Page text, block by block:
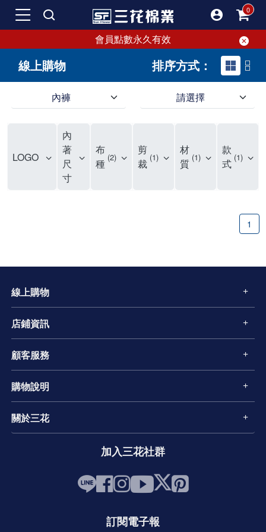
會員點數永久有效
線上購物 排序方式：
內褲 請選擇
LOGO
內
著
尺
寸
布
種 2
剪
裁 1
材
質 1
款
式 1
1
線上購物
店鋪資訊
顧客服務
購物說明
關於三花
加入三花社群
訂閱電子報